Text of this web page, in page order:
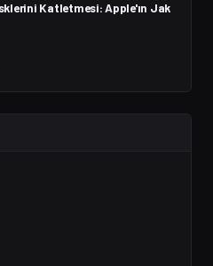
Katletmesi: Apple'ın Jak